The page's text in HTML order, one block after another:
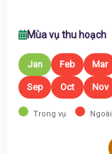
Mùa vụ thu hoạch
Jan Feb Mar
Sep Oct Nov
Trong vụ